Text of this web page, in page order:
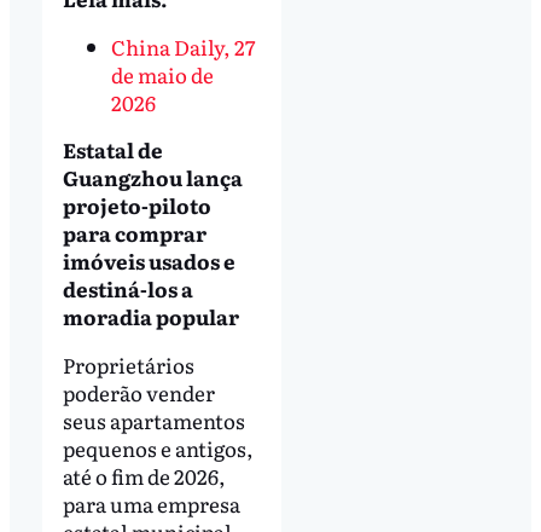
China Daily, 27
de maio de
2026
Estatal de
Guangzhou lança
projeto-piloto
para comprar
imóveis usados e
destiná-los a
moradia popular
Proprietários
poderão vender
seus apartamentos
pequenos e antigos,
até o fim de 2026,
para uma empresa